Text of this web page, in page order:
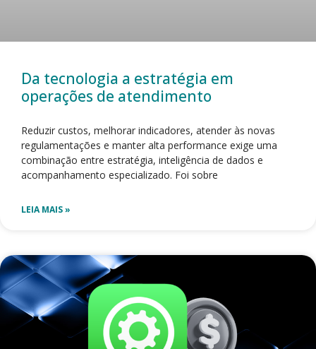
Da tecnologia a estratégia em
operações de atendimento
Reduzir custos, melhorar indicadores, atender às novas
regulamentações e manter alta performance exige uma
combinação entre estratégia, inteligência de dados e
acompanhamento especializado. Foi sobre
LEIA MAIS »